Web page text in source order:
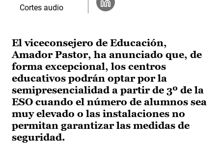
El viceconsejero de Educación,
Amador Pastor, ha anunciado que, de
forma excepcional, los centros
educativos podrán optar por la
semipresencialidad a partir de 3º de la
ESO cuando el número de alumnos sea
muy elevado o las instalaciones no
permitan garantizar las medidas de
seguridad.
Cortes audio